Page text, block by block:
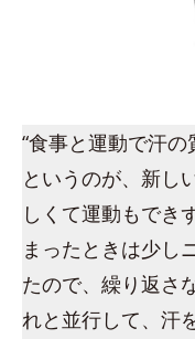
“食事と運動で汗
というのが、新し
しくて運動もでき
まったときは少し
たので、繰り返さ
れと並行して、汗